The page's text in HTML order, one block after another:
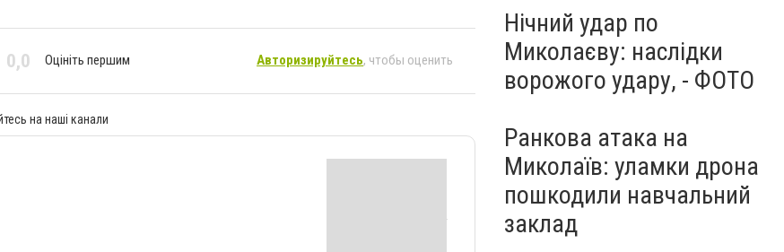
0,0 Оцініть першим Авторизируйтесь, чтобы оценить
на наші канали
Нічний удар по
Миколаєву: наслідки
ворожого удару, - ФОТО
Ранкова атака на
Миколаїв: уламки дрона
пошкодили навчальний
заклад